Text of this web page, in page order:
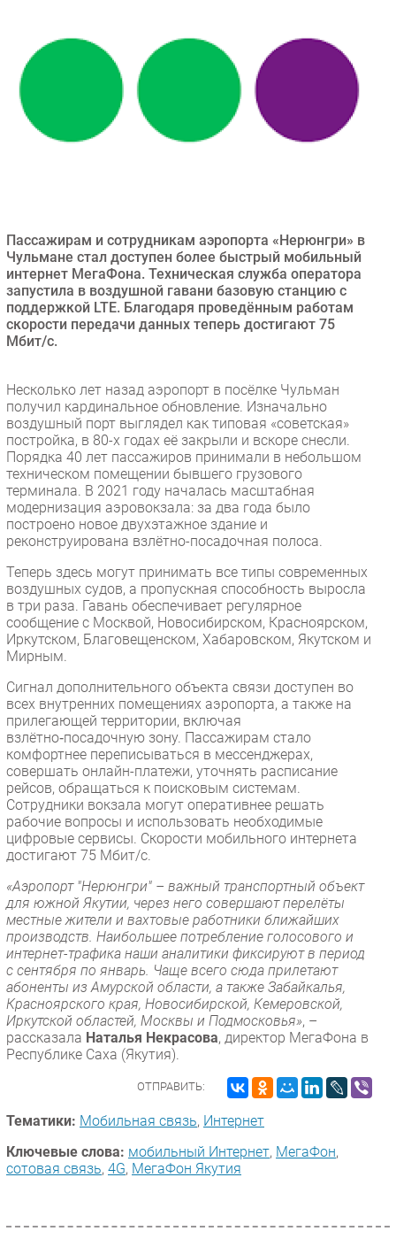
Торговые сети
Оборудование
Outsourcing
Безопасность
Инновации
CIO/Управление ИТ
Гаджеты
РАЗДЕЛЫ
Новости
Аналитика
Интервью
Мероприятия
Проекты
IT класс
Тестовый стенд
Каталог компаний
Пассажирам и сотрудникам аэропорта «Нерюнгри» в
Чульмане стал доступен более быстрый мобильный
интернет МегаФона. Техническая служба оператора
запустила в воздушной гавани базовую станцию с
поддержкой LTE. Благодаря проведённым работам
скорости передачи данных теперь достигают 75
Мбит/с.
Несколько лет назад аэропорт в посёлке Чульман
получил кардинальное обновление. Изначально
воздушный порт выглядел как типовая «советская»
постройка, в 80-х годах её закрыли и вскоре снесли.
Порядка 40 лет пассажиров принимали в небольшом
техническом помещении бывшего грузового
терминала. В 2021 году началась масштабная
модернизация аэровокзала: за два года было
построено новое двухэтажное здание и
реконструирована взлётно-посадочная полоса.
Теперь здесь могут принимать все типы современных
воздушных судов, а пропускная способность выросла
в три раза. Гавань обеспечивает регулярное
сообщение с Москвой, Новосибирском, Красноярском,
Иркутском, Благовещенском, Хабаровском, Якутском и
Мирным.
Сигнал дополнительного объекта связи доступен во
всех внутренних помещениях аэропорта, а также на
прилегающей территории, включая
взлётно‑посадочную зону. Пассажирам стало
комфортнее переписываться в мессенджерах,
совершать онлайн-платежи, уточнять расписание
рейсов, обращаться к поисковым системам.
Сотрудники вокзала могут оперативнее решать
рабочие вопросы и использовать необходимые
цифровые сервисы. Скорости мобильного интернета
достигают 75 Мбит/с.
«Аэропорт "Нерюнгри" – важный транспортный объект
для южной Якутии, через него совершают перелёты
местные жители и вахтовые работники ближайших
производств. Наибольшее потребление голосового и
интернет-трафика наши аналитики фиксируют в период
с сентября по январь. Чаще всего сюда прилетают
абоненты из Амурской области, а также Забайкалья,
Красноярского края, Новосибирской, Кемеровской,
Иркутской областей, Москвы и Подмосковья», –
рассказала Наталья Некрасова, директор МегаФона в
Республике Саха (Якутия).
ОТПРАВИТЬ:
Тематики: Мобильная связь, Интернет
Ключевые слова: мобильный Интернет, МегаФон,
сотовая связь, 4G, МегаФон Якутия